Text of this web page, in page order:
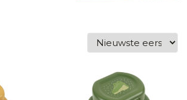
of een krab